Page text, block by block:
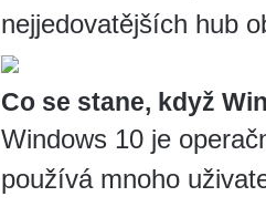
nejjedovatějších hub
Co se stane, když
Windows 10 je
používá mnoho